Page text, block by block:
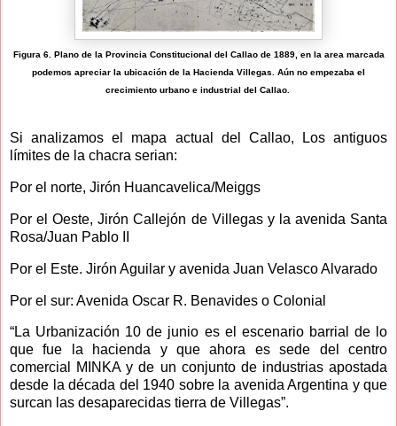
Figura 6. Plano de la Provincia Constitucional del Callao de 1889, en la area marcada
podemos apreciar la ubicación de la Hacienda Villegas. Aún no empezaba el
crecimiento urbano e industrial del Callao.
Si analizamos el mapa actual del Callao, Los antiguos
límites de la chacra serian:
Por el norte, Jirón Huancavelica/Meiggs
Por el Oeste, Jirón Callejón de Villegas y la avenida Santa
Rosa/Juan Pablo II
Por el Este. Jirón Aguilar y avenida Juan Velasco Alvarado
Por el sur: Avenida Oscar R. Benavides o Colonial
“La Urbanización 10 de junio es el escenario barrial de lo
que fue la hacienda y que ahora es sede del centro
comercial MINKA y de un conjunto de industrias apostada
desde la década del 1940 sobre la avenida Argentina y que
surcan las desaparecidas tierra de Villegas”.